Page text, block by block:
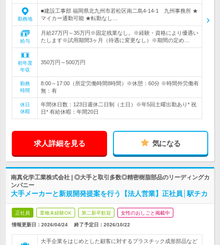
勤務地
■建設工事部 福岡県北九州市若松区南二島4-14-1 九州事務所 ★
マイカー通勤可能 ★転勤なし…
給与
月給27万円～35万円※固定残業なし。※経験・資格により優遇い
たします※試用期間3ヶ月（待遇に変更なし）※期間の定め…
初年度
年収
350万円～500万円
勤務
時間
8:00～17:00（所定労働時間8時間）※休憩：60分 ※時間外労働有
無：有
休日
休暇
年間休日数：123日週休二日制（土日）※年5回土曜出勤あり* 祝
日* 有給休暇：年間20日
求人詳細を見る 気になる
南真化学工業株式会社 | ◎大手と取引多数◎精密樹脂部品のリーディングカ
ンパニー
大手メーカーと新規開発提案を行う【法人営業】正社員│駅チカ
正社員 業種未経験OK 第二新卒歓迎 女性のおしごと掲載中
情報更新日：2026/04/24 終了予定日： 2026/10/22
大手企業をはじめとした顧客に対するプラスチック成形部品など